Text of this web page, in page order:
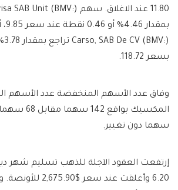
بسعر 118.72.
وفاق عدد الأسهم المنخفضة عدد الأسهم
سهما دون تغيير.
6.20 وأغلقت عند سعر